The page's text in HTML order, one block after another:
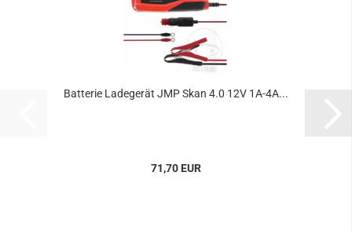
Batterie Ladegerät JMP Skan 4.0 12V 1A-4A...
71,70 EUR